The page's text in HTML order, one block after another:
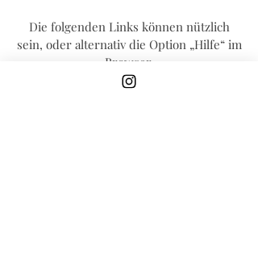
Die folgenden Links können nützlich
sein, oder alternativ die Option „Hilfe“ im
Browser.